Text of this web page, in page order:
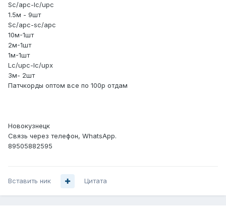
Sc/apc-lc/upc
1.5м - 9шт
Sc/apc-sc/apc
10м-1шт
2м-1шт
1м-1шт
Lc/upc-lc/upx
3м- 2шт
Патчкорды оптом все по 100р отдам
Новокузнецк
Связь через телефон, WhatsApp.
89505882595
Вставить ник Цитата